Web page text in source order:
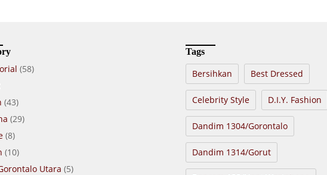
(58)
(43)
(29)
(8)
(10)
Utara (5)
Tags
Bersihkan Best Dressed
Celebrity Style D.I.Y. Fashion
Dandim 1304/Gorontalo
Dandim 1314/Gorut